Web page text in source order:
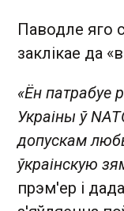
Паводле яго
заклікае да
«Ён патрабуе
Украіны ў
допускам
ўкраінскую
прэм'ер і